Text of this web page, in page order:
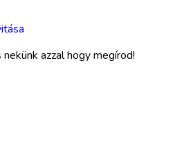
azzal hogy megírod!